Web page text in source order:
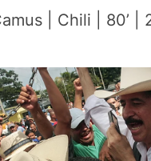
| Chili | 80’ |